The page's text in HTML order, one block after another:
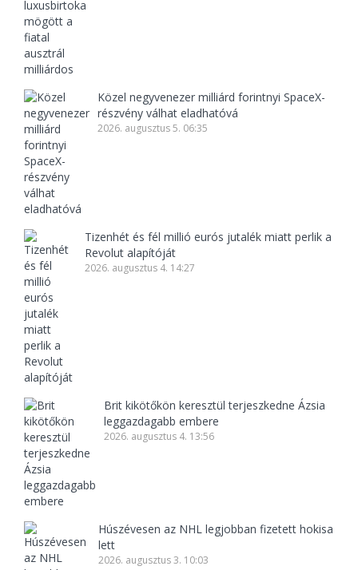
Közel negyvenezer milliárd forintnyi SpaceX-
részvény válhat eladhatóvá
2026. augusztus 5. 06:35
Tizenhét és fél millió eurós jutalék miatt perlik a
Revolut alapítóját
2026. augusztus 4. 14:27
Brit kikötőkön keresztül terjeszkedne Ázsia
leggazdagabb embere
2026. augusztus 4. 13:56
Húszévesen az NHL legjobban fizetett hokisa
lett
2026. augusztus 3. 10:03